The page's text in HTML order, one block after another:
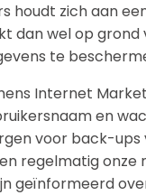
houdt zich aan
dan wel op
te
Internet
en
voor back-
regelmatig onze
geïnformeerd